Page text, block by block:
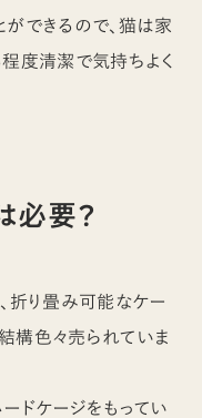
ができるので、猫は家
程度清潔で気持ちよく
要？
、折り畳み可能なケー
構色々売られていま
ドケージをもってい